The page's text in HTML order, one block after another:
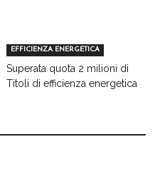
EFFICIENZA ENERGETICA
Superata quota 2 milioni di
Titoli di efficienza energetica